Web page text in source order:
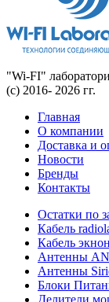
"Wi-FI"
(с) 2016- 2026 гг.
Главная
О компании
Доставка и
Новости
Бренды
Контакты
Остатки по
Кабель
Кабель
Антенны
Антенны
Блоки
Делители